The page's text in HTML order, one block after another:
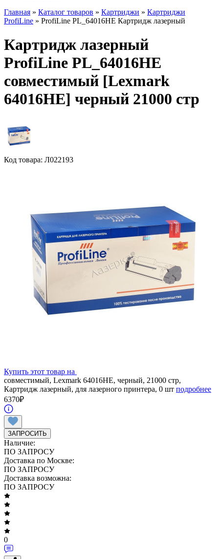
Главная » Каталог товаров » Картриджи » Картриджи
ProfiLine » ProfiLine PL_64016HE Картридж лазерный
Картридж лазерный
ProfiLine PL_64016HE
совместимый [Lexmark
64016HE] черный 21000 стр
Код товара: Л022193
Купить этот товар на
совместимый, Lexmark 64016HE, черный, 21000 стр,
Картридж лазерный, для лазерного принтера, 0 шт подробнее
6370₽
ЗАПРОСИТЬ
Наличие:
ПО ЗАПРОСУ
Доставка по Москве:
ПО ЗАПРОСУ
Доставка возможна:
ПО ЗАПРОСУ
0